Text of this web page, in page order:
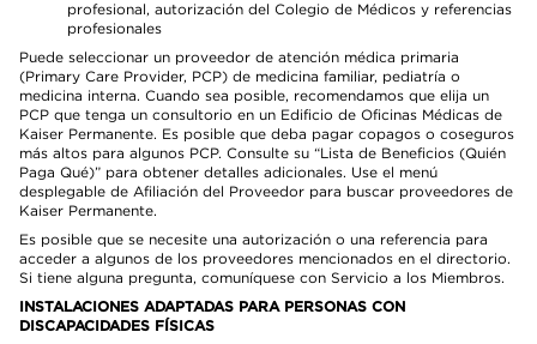
profesional, autorización del Colegio de Médicos y referencias
profesionales
Puede seleccionar un proveedor de atención médica primaria
(Primary Care Provider, PCP) de medicina familiar, pediatría o
medicina interna. Cuando sea posible, recomendamos que elija un
PCP que tenga un consultorio en un Edificio de Oficinas Médicas de
Kaiser Permanente. Es posible que deba pagar copagos o coseguros
más altos para algunos PCP. Consulte su “Lista de Beneficios (Quién
Paga Qué)” para obtener detalles adicionales. Use el menú
desplegable de Afiliación del Proveedor para buscar proveedores de
Kaiser Permanente.
Es posible que se necesite una autorización o una referencia para
acceder a algunos de los proveedores mencionados en el directorio.
Si tiene alguna pregunta, comuníquese con Servicio a los Miembros.
INSTALACIONES ADAPTADAS PARA PERSONAS CON
DISCAPACIDADES FÍSICAS